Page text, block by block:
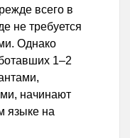
всего в
не требуется
Однако
1–2
начинают
языке на